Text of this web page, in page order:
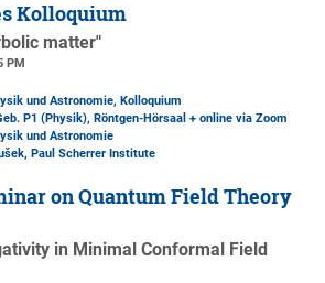
Kolloquium
matter"
PM
und Astronomie, Kolloquium
P1 (Physik), Röntgen-Hörsaal + online via Zoom
und Astronomie
Paul Scherrer Institute
on Quantum Field Theory
in Minimal Conformal Field